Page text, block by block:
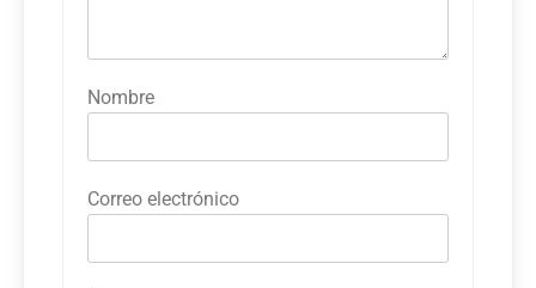
Nombre
Correo electrónico